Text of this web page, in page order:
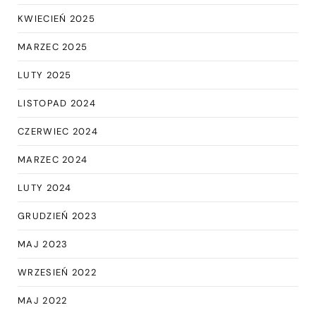
KWIECIEŃ 2025
MARZEC 2025
LUTY 2025
LISTOPAD 2024
CZERWIEC 2024
MARZEC 2024
LUTY 2024
GRUDZIEŃ 2023
MAJ 2023
WRZESIEŃ 2022
MAJ 2022